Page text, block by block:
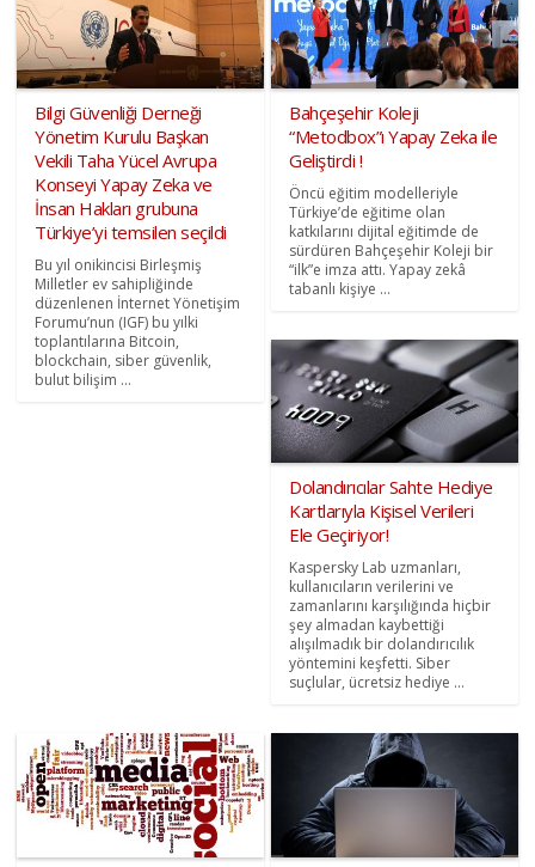
Bilgi Güvenliği Derneği
Yönetim Kurulu Başkan
Vekili Taha Yücel Avrupa
Konseyi Yapay Zeka ve
İnsan Hakları grubuna
Türkiye’yi temsilen seçildi
Bu yıl onikincisi Birleşmiş
Milletler ev sahipliğinde
düzenlenen İnternet Yönetişim
Forumu’nun (IGF) bu yılki
toplantılarına Bitcoin,
blockchain, siber güvenlik,
bulut bilişim ...
Bahçeşehir Koleji
“Metodbox”ı Yapay Zeka ile
Geliştirdi !
Öncü eğitim modelleriyle
Türkiye’de eğitime olan
katkılarını dijital eğitimde de
sürdüren Bahçeşehir Koleji bir
“ilk”e imza attı. Yapay zekâ
tabanlı kişiye ...
Dolandırıcılar Sahte Hediye
Kartlarıyla Kişisel Verileri
Ele Geçiriyor!
Kaspersky Lab uzmanları,
kullanıcıların verilerini ve
zamanlarını karşılığında hiçbir
şey almadan kaybettiği
alışılmadık bir dolandırıcılık
yöntemini keşfetti. Siber
suçlular, ücretsiz hediye ...